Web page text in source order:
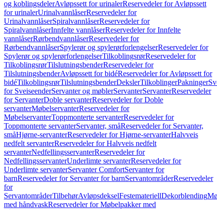
og koblingsdelerAvløpssett for urinalerReservedeler for Avløpssett
for urinalerUrinalvannlåserReservedeler for
UrinalvannlåserSpiralvannlåserReservedeler for
SpiralvannlåserInnfelte vannlåserReservedeler for Innfelte
vannlåserRørbendvannlåserReservedeler for
RørbendvannlåserSpylerør og spylerørforlengelserReservedeler for
Spylerør og spylerørforlengelserTilkoblingsrørReservedeler for
TilkoblingsrørTilslutningsbenderReservedeler for
TilslutningsbenderAvløpssett for bidéReservedeler for Avløpssett for
bidéTilkoblingsrørTilslutningsbenderDekslerTilkoblingerPakninger
for SveiseenderServanter og møblerServanterServanterReservedeler
for ServanterDoble servanterReservedeler for Doble
servanterMøbelservanterReservedeler for
MøbelservanterToppmonterte servanterReservedeler for
Toppmonterte servanterServanter, småReservedeler for Servanter,
småHjørne-servanterReservedeler for Hjørne-servanterHalvveis
nedfelt servanterReservedeler for Halvveis nedfelt
servanterNedfellingsservanterReservedeler for
NedfellingsservanterUnderlimte servanterReservedeler for
Underlimte servanterServanter ComfortServanter for
barnReservedeler for Servanter for barnServantområderReservedeler
for
ServantområderTilbehørAvløpsdekselFestemateriellDekorblending
med håndvaskReservedeler for Møbelpakker med